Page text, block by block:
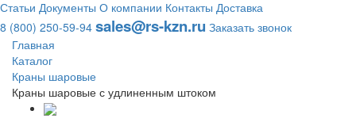
Статьи Документы О компании Контакты Доставка
8 (800) 250-59-94 sales@rs-kzn.ru Заказать звонок
Главная
Каталог
Краны шаровые
Краны шаровые с удлиненным штоком